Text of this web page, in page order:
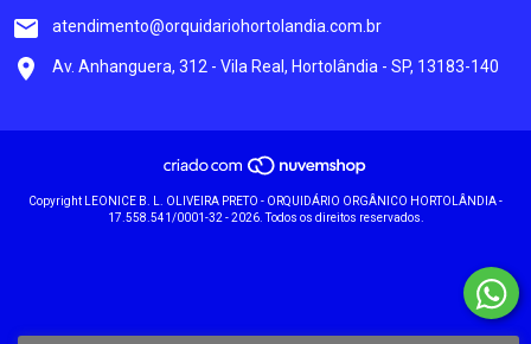
atendimento@orquidariohortolandia.com.br
Av. Anhanguera, 312 - Vila Real, Hortolândia - SP, 13183-140
Copyright LEONICE B. L. OLIVEIRA PRETO - ORQUIDÁRIO ORGÂNICO HORTOLÂNDIA -
17.558.541/0001-32 - 2026. Todos os direitos reservados.